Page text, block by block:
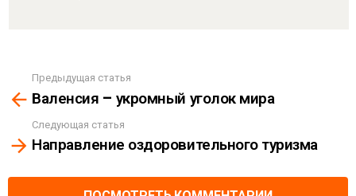
See
more
Предыдущая статья
Валенсия – укромный уголок мира
Следующая статья
Направление оздоровительного туризма